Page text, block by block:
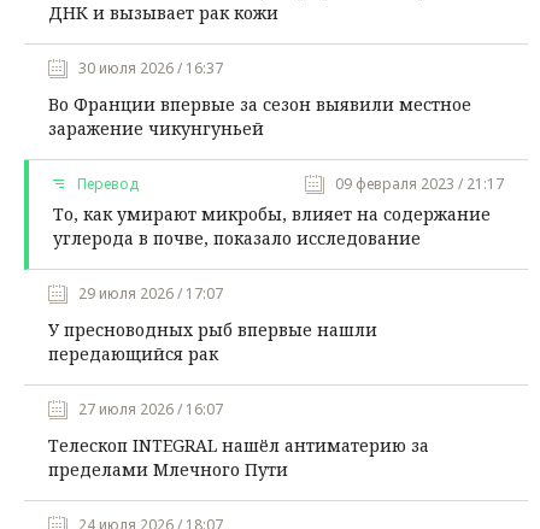
ДНК и вызывает рак кожи
30 июля 2026 / 16:37
Во Франции впервые за сезон выявили местное
заражение чикунгуньей
Перевод 09 февраля 2023 / 21:17
То, как умирают микробы, влияет на содержание
углерода в почве, показало исследование
29 июля 2026 / 17:07
У пресноводных рыб впервые нашли
передающийся рак
27 июля 2026 / 16:07
Телескоп INTEGRAL нашёл антиматерию за
пределами Млечного Пути